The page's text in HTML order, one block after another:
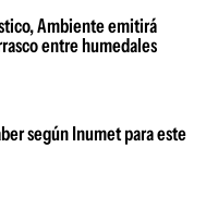
Ambiente emitirá
entre humedales
según Inumet para este